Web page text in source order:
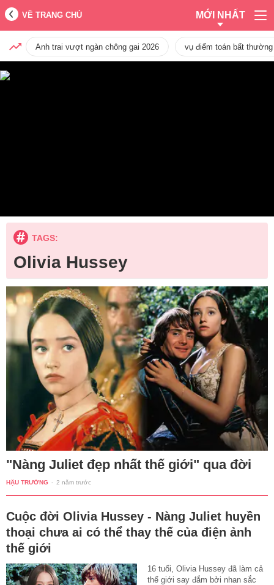
VỀ TRANG CHỦ MỚI NHẤT
Anh trai vượt ngàn chông gai 2026 vụ điểm toán bất
TAGS:
Olivia Hussey
"Nàng Juliet đẹp nhất thế giới" qua đời
HẬU TRƯỜNG - 2 năm trước
Cuộc đời Olivia Hussey - Nàng Juliet huyền
thoại chưa ai có thể thay thế của điện ảnh
thế giới
16 tuổi, Olivia Hussey đã làm cả
thế giới say đắm bởi nhan sắc